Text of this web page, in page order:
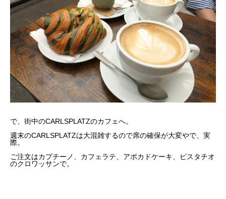
で、街中のCARLSPLATZのカフェへ。
週末のCARLSPLATZは大混雑するので席の確保が大変やで、実
際。
ご注文はカプチーノ、カフェラテ、アボカドケーキ、ピスタチオ
のクロワッサンで。